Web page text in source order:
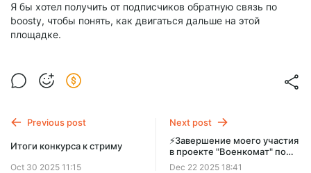
Я бы хотел получить от подписчиков обратную связь по
boosty, чтобы понять, как двигаться дальше на этой
площадке.
Previous post
Итоги конкурса к стриму
Oct 30 2025 11:15
Next post
⚡️Завершение моего участия
в проекте "Военкомат" по
Нижегородской области⚡️
Dec 22 2025 18:41